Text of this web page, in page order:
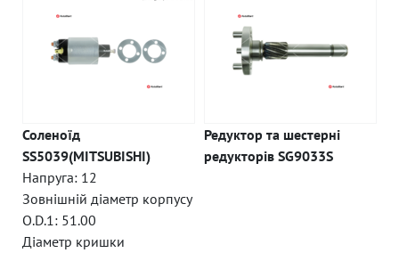
Соленоїд
SS5039(MITSUBISHI)
Напруга: 12
Зовнішній діаметр корпусу
O.D.1: 51.00
Діаметр кришки
Редуктор та шестерні
редукторів SG9033S